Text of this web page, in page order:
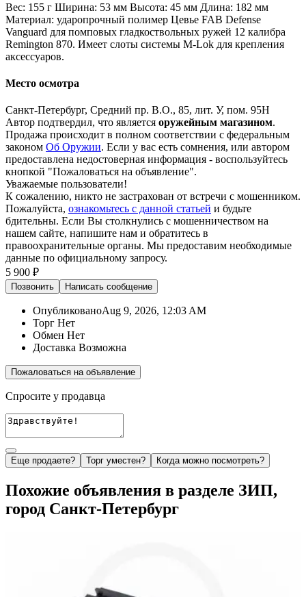
Вес: 155 г Ширина: 53 мм Высота: 45 мм Длина: 182 мм
Материал: ударопрочный полимер Цевье FAB Defense
Vanguard для помповых гладкоствольных ружей 12 калибра
Remington 870. Имеет слоты системы M-Lok для крепления
аксессуаров.
Место осмотра
Санкт-Петербург, Средний пр. В.О., 85, лит. У, пом. 95Н
Автор подтвердил, что является оружейным магазином.
Продажа происходит в полном соответствии с федеральным
законом Об Оружии. Если у вас есть сомнения, или автором
предоставлена недостоверная информация - воспользуйтесь
кнопкой "Пожаловаться на объявление".
Уважаемые пользователи!
К сожалению, никто не застрахован от встречи с мошенником.
Пожалуйста, ознакомьтесь с данной статьей и будьте
бдительны. Если Вы столкнулись с мошенничеством на
нашем сайте, напишите нам и обратитесь в
правоохранительные органы. Мы предоставим необходимые
данные по официальному запросу.
5 900 ₽
Позвонить Написать сообщение
ОпубликованоAug 9, 2026, 12:03 AM
Торг Нет
Обмен Нет
Доставка Возможна
Пожаловаться на объявление
Спросите у продавца
Еще продаете? Торг уместен? Когда можно посмотреть?
Похожие объявления в разделе ЗИП,
город Санкт-Петербург